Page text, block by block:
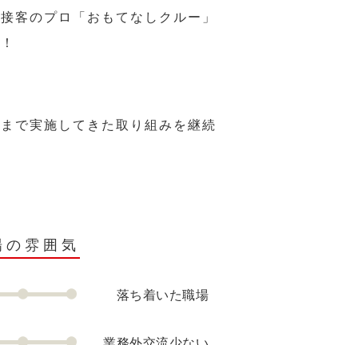
客のプロ「おもてなしクルー」
で実施してきた取り組みを継続
の雰囲気
落ち着いた職場